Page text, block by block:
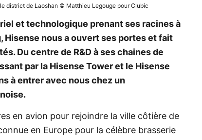
district de Laoshan © Matthieu Legouge pour Clubic
et technologique prenant ses racines à
Hisense nous a ouvert ses portes et fait
Du centre de R&D à ses chaines de
par la Hisense Tower et le Hisense
à entrer avec nous chez un
en avion pour rejoindre la ville côtière de
en Europe pour la célèbre brasserie